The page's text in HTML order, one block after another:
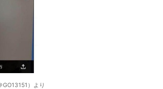
GO13151）より